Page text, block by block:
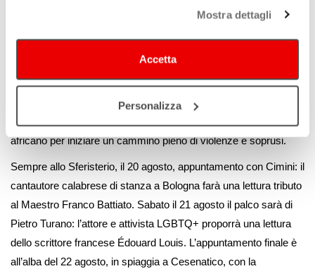
Mostra dettagli
Accetta
Personalizza
pezza di Lundini”, e Giuseppe Pippo Civati, ex parlamentare e
cantautore romano Guidobaldi al Maré. Giovedì 19 agosto, nello
Sferisterio a Santarcangelo, l’attrice Valeria Solarino propone
“Oltre il Mare. Dentro le voci di chi è in viaggio” : un reading
realizzato per l’Ong Mediterranea Saving Humans e dedicato
alle migliaia di persone che ogni anno lasciano il continente
africano per iniziare un cammino pieno di violenze e soprusi.
Sempre allo Sferisterio, il 20 agosto, appuntamento con Cimini: il
cantautore calabrese di stanza a Bologna farà una lettura tributo
al Maestro Franco Battiato. Sabato il 21 agosto il palco sarà di
Pietro Turano: l’attore e attivista LGBTQ+ proporrà una lettura
dello scrittore francese Édouard Louis. L’appuntamento finale è
all’alba del 22 agosto, in spiaggia a Cesenatico, con la